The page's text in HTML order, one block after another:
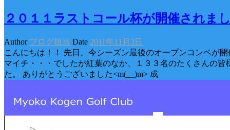
２０１１ラストコール杯が開催されま
Author ブログ担当 Date 2011年11月3日
こんにちは！！ 先日、今シーズン最後のオープンコンペが
マイチ・・・でしたが紅葉のなか、１３３名のたくさんの皆
た。 ありがとうございました<m(__)m> 成